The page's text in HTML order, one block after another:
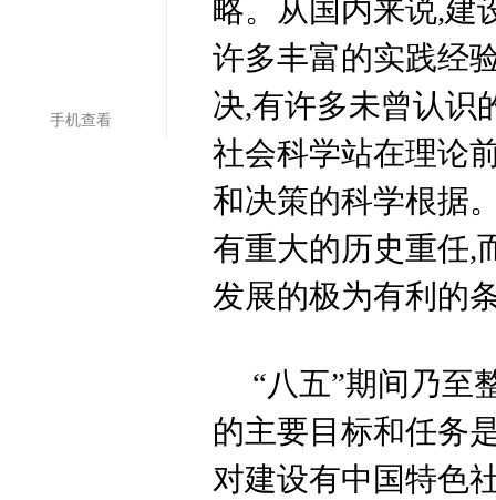
手机查看
略。从国内来说,建
许多丰富的实践经
决,有许多未曾认识
社会科学站在理论
和决策的科学根据
有重大的历史重任,
发展的极为有利的
“八五”期间乃至
的主要目标和任务
对建设有中国特色